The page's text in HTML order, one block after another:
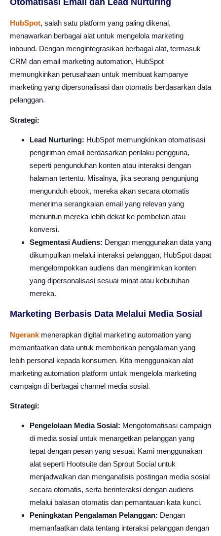
Otomatisasi Email dan Lead Nurturing
HubSpot, salah satu platform yang paling dikenal,
menawarkan berbagai alat untuk mengelola marketing
inbound. Dengan mengintegrasikan berbagai alat, termasuk
CRM dan email marketing automation, HubSpot
memungkinkan perusahaan untuk membuat kampanye
marketing yang dipersonalisasi dan otomatis berdasarkan data
pelanggan.
Strategi:
Lead Nurturing: HubSpot memungkinkan otomatisasi
pengiriman email berdasarkan perilaku pengguna,
seperti pengunduhan konten atau interaksi dengan
halaman tertentu. Misalnya, jika seorang pengunjung
mengunduh ebook, mereka akan secara otomatis
menerima serangkaian email yang relevan yang
menuntun mereka lebih dekat ke pembelian atau
konversi.
Segmentasi Audiens: Dengan menggunakan data yang
dikumpulkan melalui interaksi pelanggan, HubSpot dapat
mengelompokkan audiens dan mengirimkan konten
yang dipersonalisasi sesuai minat atau kebutuhan
mereka.
Marketing Berbasis Data Melalui Media Sosial
Ngerank menerapkan digital marketing automation yang
memanfaatkan data untuk memberikan pengalaman yang
lebih personal kepada konsumen. Kita menggunakan alat
marketing automation platform untuk mengelola marketing
campaign di berbagai channel media sosial.
Strategi:
Pengelolaan Media Sosial: Mengotomatisasi campaign
di media sosial untuk menargetkan pelanggan yang
tepat dengan pesan yang sesuai. Kami menggunakan
alat seperti Hootsuite dan Sprout Social untuk
menjadwalkan dan menganalisis postingan media sosial
secara otomatis, serta berinteraksi dengan audiens
melalui balasan otomatis dan pemantauan kata kunci.
Peningkatan Pengalaman Pelanggan: Dengan
memanfaatkan data tentang interaksi pelanggan dengan